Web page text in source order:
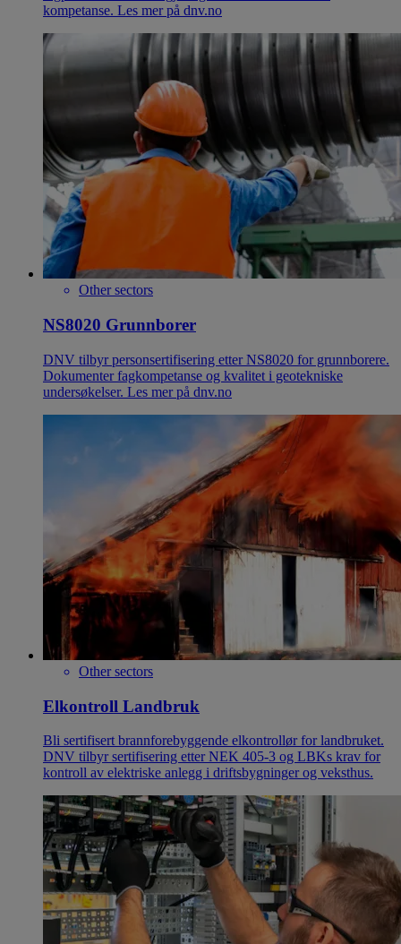
kompetanse. Les mer på dnv.no
Other sectors
NS8020 Grunnborer
DNV tilbyr personsertifisering etter NS8020 for grunnborere.
Dokumenter fagkompetanse og kvalitet i geotekniske
undersøkelser. Les mer på dnv.no
Other sectors
Elkontroll Landbruk
Bli sertifisert brannforebyggende elkontrollør for landbruket.
DNV tilbyr sertifisering etter NEK 405-3 og LBKs krav for
kontroll av elektriske anlegg i driftsbygninger og veksthus.